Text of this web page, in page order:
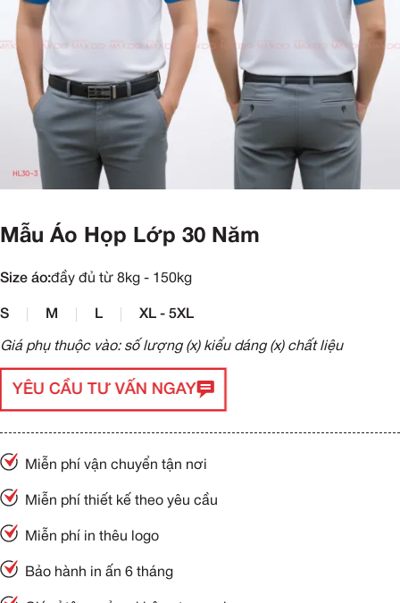
Mẫu Áo Họp Lớp 30 Năm
Size áo:đầy đủ từ 8kg - 150kg
S M L XL - 5XL
Giá phụ thuộc vào: số lượng (x) kiểu dáng (x) chất liệu
YÊU CẦU TƯ VẤN NGAY
Miễn phí vận chuyển tận nơi
Miễn phí thiết kế theo yêu cầu
Miễn phí in thêu logo
Bảo hành in ấn 6 tháng